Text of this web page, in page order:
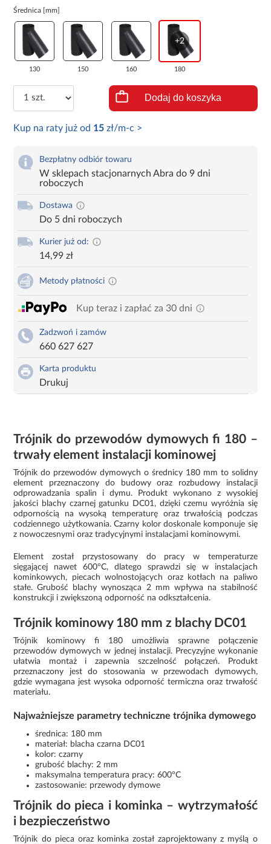
Średnica [mm]
130 150 160
+2
180
Dodaj do koszyka
Kup na raty już od 15 zł/m-c >
Bezpłatny odbiór towaru
W sklepach stacjonarnych Abra do 9 dni
roboczych
Dostawa
Do 5 dni roboczych
Kurier już od:
14,99 zł
Metody płatności
Kup teraz i zapłać za 30 dni
Zadzwoń i zamów
660 627 627
Karta produktu
Drukuj
Trójnik do przewodów dymowych fi 180 –
trwały element instalacji kominowej
Trójnik do przewodów dymowych o średnicy 180 mm to solidny
element przeznaczony do budowy oraz rozbudowy instalacji
odprowadzania spalin i dymu. Produkt wykonano z wysokiej
jakości blachy czarnej gatunku DC01, dzięki czemu wyróżnia się
odpornością na wysoką temperaturę oraz trwałością podczas
codziennego użytkowania. Czarny kolor doskonale komponuje się
z nowoczesnymi oraz tradycyjnymi instalacjami kominowymi.
Element został przystosowany do pracy w temperaturze
sięgającej nawet 600°C, dlatego sprawdzi się w instalacjach
kominkowych, piecach wolnostojących oraz kotłach na paliwo
stałe. Grubość blachy wynosząca 2 mm wpływa na stabilność
konstrukcji i zwiększoną odporność na odkształcenia.
Trójnik kominowy 180 mm z blachy DC01
Trójnik kominowy fi 180 umożliwia sprawne połączenie
przewodów dymowych w jednej instalacji. Precyzyjne wykonanie
ułatwia montaż i zapewnia szczelność połączeń. Produkt
przeznaczony jest do stosowania w przewodach dymowych,
gdzie wymagana jest wysoka odporność termiczna oraz trwałość
materiału.
Najważniejsze parametry techniczne trójnika dymowego
średnica: 180 mm
materiał: blacha czarna DC01
kolor: czarny
grubość blachy: 2 mm
maksymalna temperatura pracy: 600°C
zastosowanie: przewody dymowe
Trójnik do pieca i kominka – wytrzymałość
i bezpieczeństwo
Trójnik do pieca oraz kominka został zaprojektowany z myślą o